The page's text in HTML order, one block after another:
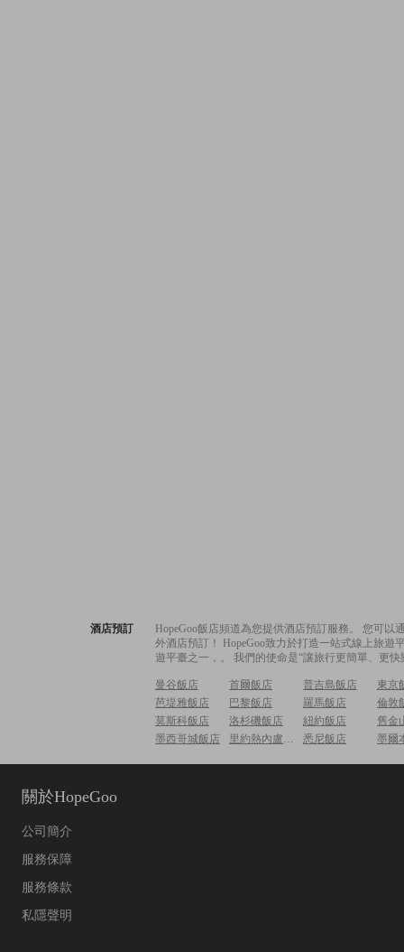
酒店預訂
HopeGoo飯店頻道為您提供酒店預訂服務。 您可
外酒店預訂！ HopeGoo致力於打造一站式線上旅
遊平臺之一，。 我們的使命是“讓旅行更簡單、更
曼谷飯店 首爾飯店 普吉島飯店
東京
芭堤雅飯店
巴黎飯店 羅馬飯店
倫敦
莫斯科飯店
洛杉磯飯店 紐約飯店
舊金
墨西哥城飯店
里約熱內盧飯店 悉尼飯店 墨爾
關於HopeGoo
公司簡介
服務保障
服務條款
私隱聲明